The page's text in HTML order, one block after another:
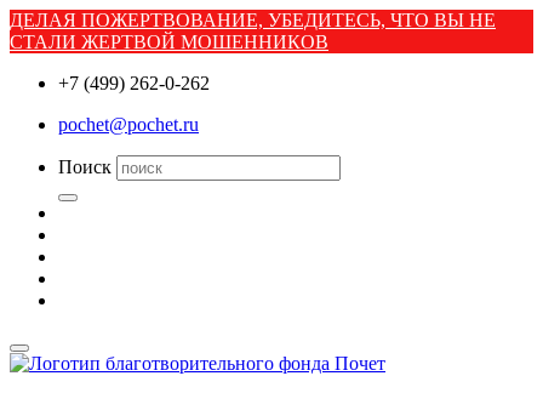
ДЕЛАЯ ПОЖЕРТВОВАНИЕ, УБЕДИТЕСЬ, ЧТО ВЫ НЕ
СТАЛИ ЖЕРТВОЙ МОШЕННИКОВ
+7 (499) 262-0-262
pochet@pochet.ru
Поиск